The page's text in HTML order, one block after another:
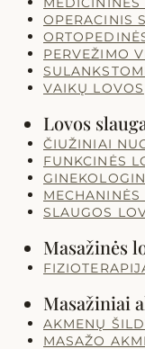
OPERACINIS
PERVEŽIMO
VAIKŲ LOVOS
Lovos
ČIUŽINIAI
FUNKCINĖS
MECHANINĖS
SLAUGOS
Masažinės
Masažiniai
AKMENŲ
MASAŽO